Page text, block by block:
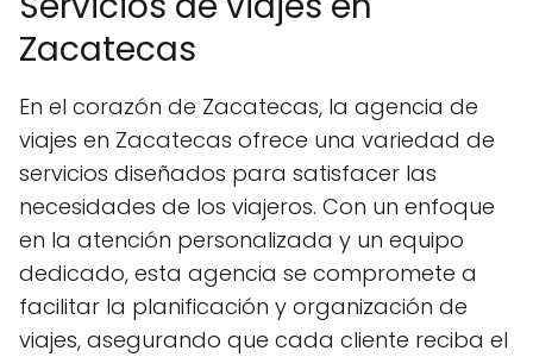
Zacatecas
En el corazón de Zacatecas, la agencia de
viajes en Zacatecas ofrece una variedad de
servicios diseñados para satisfacer las
necesidades de los viajeros. Con un enfoque
en la atención personalizada y un equipo
dedicado, esta agencia se compromete a
facilitar la planificación y organización de
viajes, asegurando que cada cliente reciba el